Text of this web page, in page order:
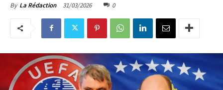
By La Rédaction 31/03/2026 0